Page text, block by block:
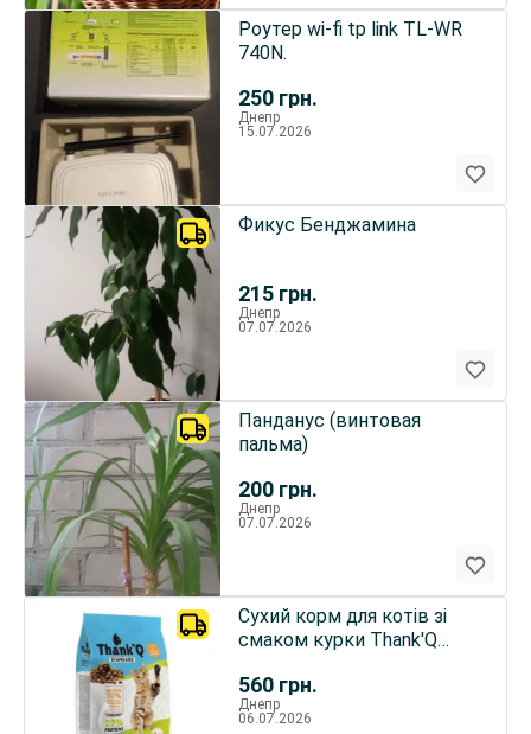
250 грн.
Роутер wi-fi tp link TL-WR
740N.
Днепр
15.07.2026
215 грн.
Фикус Бенджамина
Днепр
07.07.2026
200 грн.
Панданус (винтовая
пальма)
Днепр
07.07.2026
560 грн.
Сухий корм для котів зі
смаком курки Thank'Q
Днепр
06.07.2026